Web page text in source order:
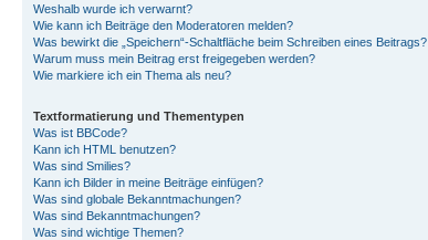
Weshalb wurde ich verwarnt?
Wie kann ich Beiträge den Moderatoren melden?
Was bewirkt die „Speichern“-Schaltfläche beim Schreiben eines Beitrags?
Warum muss mein Beitrag erst freigegeben werden?
Wie markiere ich ein Thema als neu?
Textformatierung und Thementypen
Was ist BBCode?
Kann ich HTML benutzen?
Was sind Smilies?
Kann ich Bilder in meine Beiträge einfügen?
Was sind globale Bekanntmachungen?
Was sind Bekanntmachungen?
Was sind wichtige Themen?